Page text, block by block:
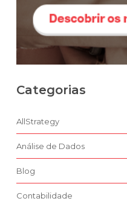
Categorias
AllStrategy
Análise de Dados
Blog
Contabilidade